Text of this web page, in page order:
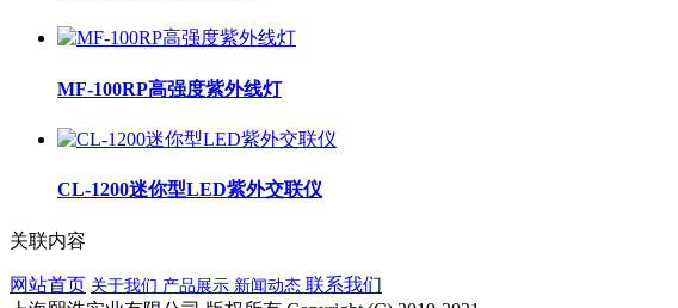
MF-100RP高强度紫外线灯
CL-1200迷你型LED紫外交联仪
关联内容
网站首页 关于我们 产品展示 新闻动态 联系我们